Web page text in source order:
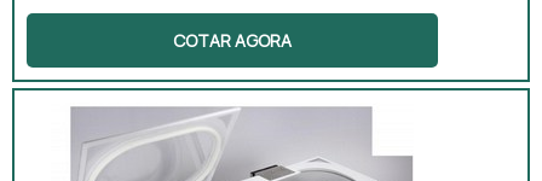
descobrindo a melhor referência em
qualidade.Quando o interesse é por
desinfecção de alto nível, na Sanders do
Brasil irá encontrar excelente custo-
benefício com produtos desenvolvidos para
servir mais e melhor.ALGUNS DETALHES
COTAR AGORA